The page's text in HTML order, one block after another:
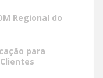
Regional do
para